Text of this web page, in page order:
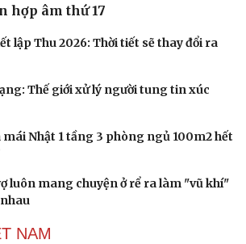
hợp âm thứ 17
lập Thu 2026: Thời tiết sẽ thay đổi ra
Thế giới xử lý người tung tin xúc
mái Nhật 1 tầng 3 phòng ngủ 100m2 hết
luôn mang chuyện ở rể ra làm "vũ khí"
NAM